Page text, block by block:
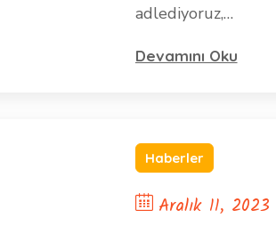
adlediyoruz,…
Devamını Oku
Haberler
Aralık 11, 2023